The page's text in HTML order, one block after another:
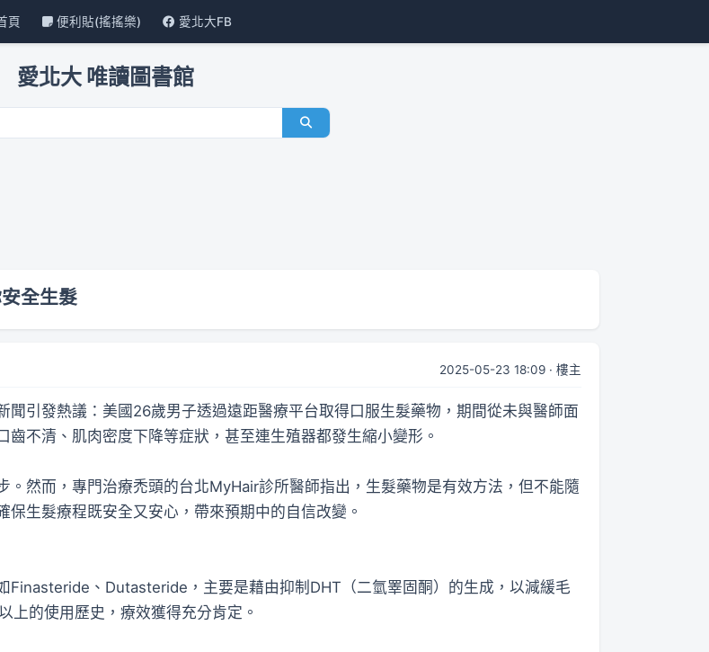
頁 便利貼(搖搖樂) 愛北大FB
愛北大 唯讀圖書館
全生髮
2025-05-23 18:09 · 樓主
聞引發熱議：美國26歲男子透過遠距醫療平台取得口服生髮藥物，期間從未與醫師面
不清、肌肉密度下降等症狀，甚至連生殖器都發生縮小變形。
然而，專門治療禿頭的台北MyHair診所醫師指出，生髮藥物是有效方法，但不能隨
生髮療程既安全又安心，帶來預期中的自信改變。
Finasteride、Dutasteride，主要是藉由抑制DHT（二氫睪固酮）的生成，以減緩毛
上的使用歷史，療效獲得充分肯定。